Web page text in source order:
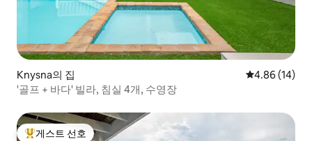
Knysna의 집 평점 4.86점(5
4.86 (14)
'골프 + 바다' 빌라, 침실 4개, 수영장
게스트 선호